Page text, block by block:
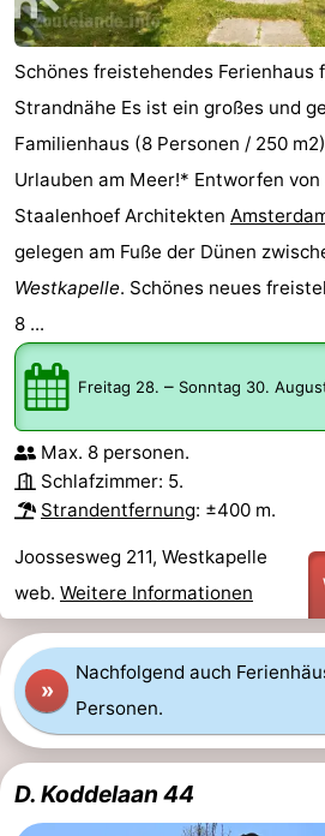
Schönes freistehendes Ferienhaus
Strandnähe Es ist ein großes und
Familienhaus (8 Personen / 250
Urlauben am Meer!* Entworfen
Staalenhoef Architekten
gelegen am Fuße der Dünen
Westkapelle. Schönes neues
8 ...
Freitag 28. – Sonntag 30.
Max. 8 personen.
Schlafzimmer: 5.
Strandentfernung: ±400 m.
Joossesweg 211, Westkapelle
web. Weitere Informationen
»
Nachfolgend auch
Personen.
D. Koddelaan 44